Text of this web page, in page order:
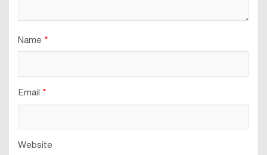
Name *
Email *
Website